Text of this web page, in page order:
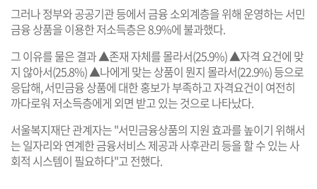
그러나 정부와 공공기관 등에서 금융 소외계층을 위해 운영하는 서민
금융 상품을 이용한 저소득층은 8.9%에 불과했다.
그 이유를 물은 결과 ▲존재 자체를 몰라서(25.9%) ▲자격 요건에 맞
지 않아서(25.8%) ▲나에게 맞는 상품이 뭔지 몰라서(22.9%) 등으로
응답해, 서민금융 상품에 대한 홍보가 부족하고 자격요건이 여전히
까다로워 저소득층에게 외면 받고 있는 것으로 나타났다.
서울복지재단 관계자는 "서민금융상품의 지원 효과를 높이기 위해서
는 일자리와 연계한 금융서비스 제공과 사후관리 등을 할 수 있는 사
회적 시스템이 필요하다"고 전했다.